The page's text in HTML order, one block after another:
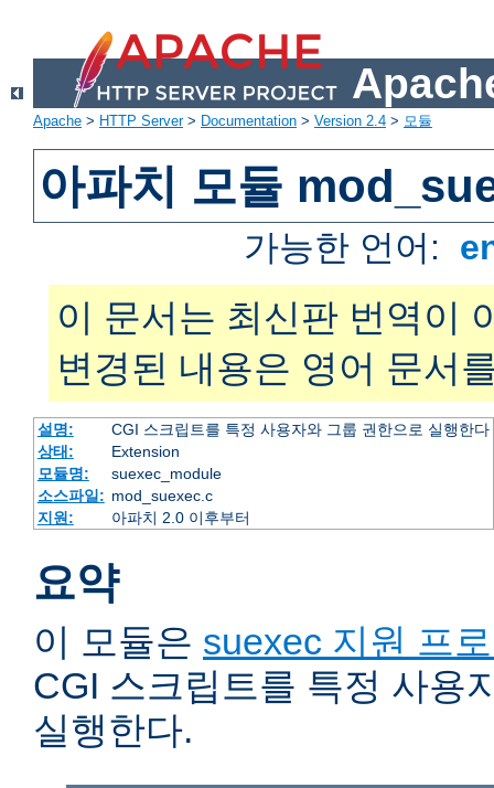
Apache > HTTP Server> Documentation > Version 2.4 > 모듈
아파치 모듈
가능한 언어:
이 문서는 최신판 번역이
변경된 내용은 영어 문서
설명:
CGI 스크립트를 특정 사용자와 그룹 권한으로 실행한다
상태:
Extension
모듈명:
suexec_module
소스파일: mod_suexec.c
지원:
아파치 2.0 이후부터
요약
이 모듈은 suexec 지원 프
CGI 스크립트를 특정 사용
실행한다.